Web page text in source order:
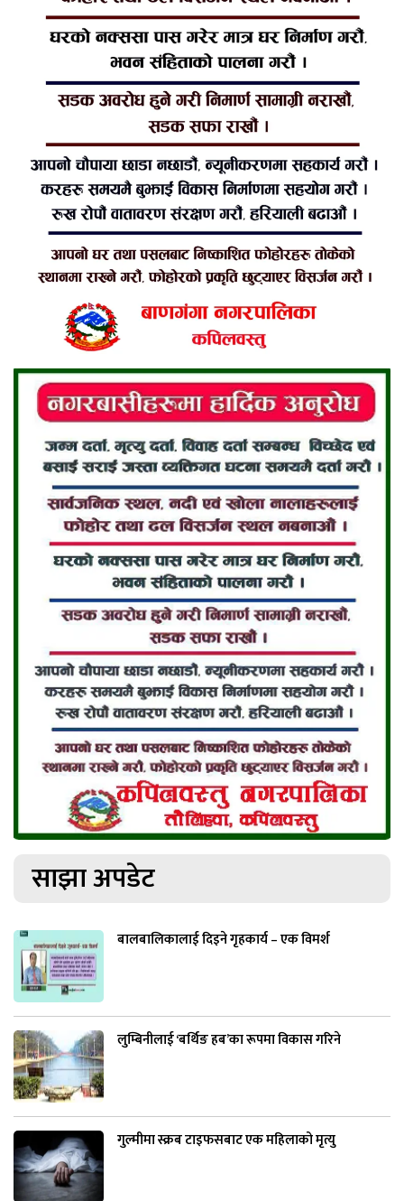
साझा अपडेट
बालबालिकालाई दिइने गृहकार्य – एक विमर्श
लुम्बिनीलाई ‘बर्थिङ हब’का रूपमा विकास गरिने
गुल्मीमा स्क्रब टाइफसबाट एक महिलाको मृत्यु